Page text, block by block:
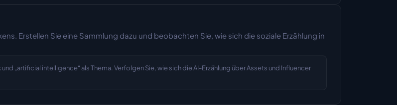
Erstellen Sie eine Sammlung dazu und beobachten Sie, wie sich die soziale Erzählung in
und „artificial intelligence“ als Thema. Verfolgen Sie, wie sich die AI-Erzählung über Assets und Influencer